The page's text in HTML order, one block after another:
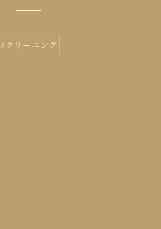
#クリーニング